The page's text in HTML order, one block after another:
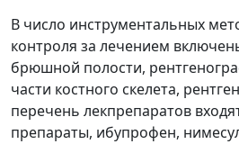
В число инструментальных
контроля за лечением
брюшной полости,
части костного скелета,
перечень лекпрепаратов
препараты, ибупрофен,